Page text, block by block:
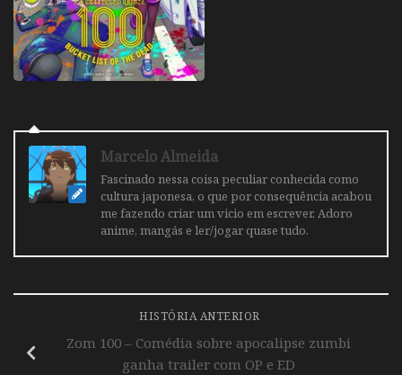
Marcelo Almeida
Fascinado nessa coisa peculiar conhecida como
cultura japonesa, o que por consequência acabou
me fazendo criar um vicio em escrever. Adoro
anime, mangás e ler/jogar quase tudo.
HISTÓRIA ANTERIOR
Zom 100 – Comédia sobre apocalipse zumbi
ganha trailer com OP e ED